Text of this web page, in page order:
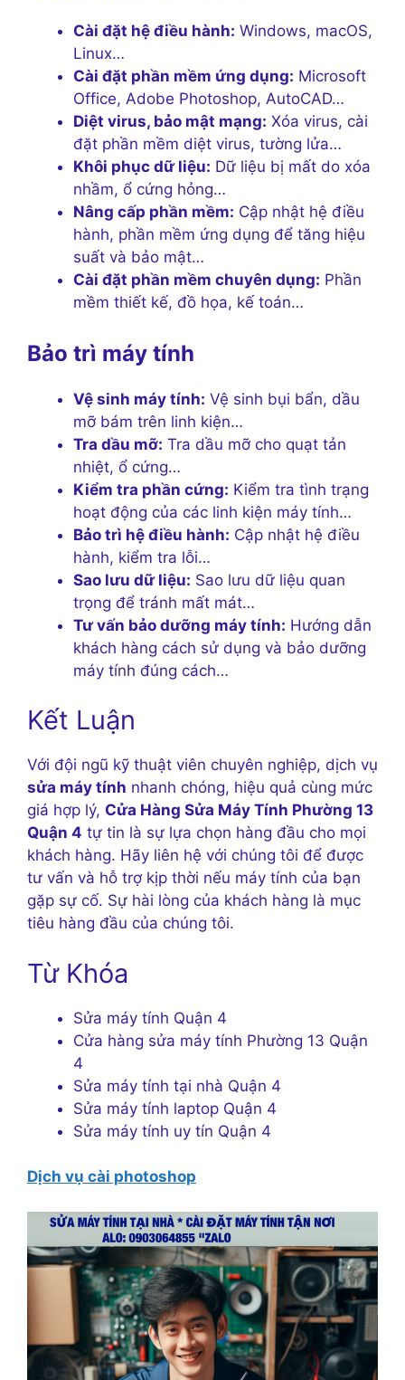
Cài đặt hệ điều hành: Windows, macOS,
Linux…
Cài đặt phần mềm ứng dụng: Microsoft
Office, Adobe Photoshop, AutoCAD…
Diệt virus, bảo mật mạng: Xóa virus, cài
đặt phần mềm diệt virus, tường lửa…
Khôi phục dữ liệu: Dữ liệu bị mất do xóa
nhầm, ổ cứng hỏng…
Nâng cấp phần mềm: Cập nhật hệ điều
hành, phần mềm ứng dụng để tăng hiệu
suất và bảo mật…
Cài đặt phần mềm chuyên dụng: Phần
mềm thiết kế, đồ họa, kế toán…
Bảo trì máy tính
Vệ sinh máy tính: Vệ sinh bụi bẩn, dầu
mỡ bám trên linh kiện…
Tra dầu mỡ: Tra dầu mỡ cho quạt tản
nhiệt, ổ cứng…
Kiểm tra phần cứng: Kiểm tra tình trạng
hoạt động của các linh kiện máy tính…
Bảo trì hệ điều hành: Cập nhật hệ điều
hành, kiểm tra lỗi…
Sao lưu dữ liệu: Sao lưu dữ liệu quan
trọng để tránh mất mát…
Tư vấn bảo dưỡng máy tính: Hướng dẫn
khách hàng cách sử dụng và bảo dưỡng
máy tính đúng cách…
Kết Luận
Với đội ngũ kỹ thuật viên chuyên nghiệp, dịch vụ
sửa máy tính nhanh chóng, hiệu quả cùng mức
giá hợp lý, Cửa Hàng Sửa Máy Tính Phường 13
Quận 4 tự tin là sự lựa chọn hàng đầu cho mọi
khách hàng. Hãy liên hệ với chúng tôi để được
tư vấn và hỗ trợ kịp thời nếu máy tính của bạn
gặp sự cố. Sự hài lòng của khách hàng là mục
tiêu hàng đầu của chúng tôi.
Từ Khóa
Sửa máy tính Quận 4
Cửa hàng sửa máy tính Phường 13 Quận
4
Sửa máy tính tại nhà Quận 4
Sửa máy tính laptop Quận 4
Sửa máy tính uy tín Quận 4
Dịch vụ cài photoshop